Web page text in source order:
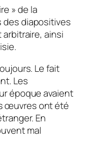
» de la
des diapositives
ainsi
Le fait
Les
époque avaient
œuvres ont été
En
mal